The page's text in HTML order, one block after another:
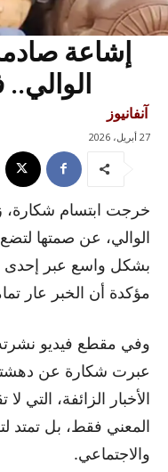
إشاعة
آنفانيوز
27 أبريل، 2026
خرجت ابتسام شكارة،
الوالي، عن صمتها
بشكل واسع عبر إحدى
مؤكدة أن الخبر عار
وفي مقطع فيديو
عبرت شكارة عن
الأخبار الزائفة،
المعني فقط، بل تمتد
والاجتماعي.